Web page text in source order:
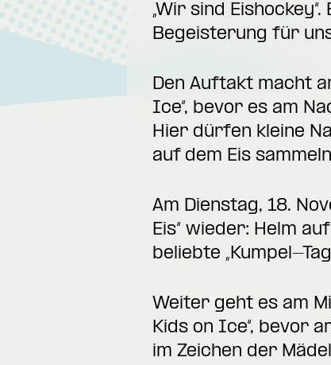
„Wir sind
Begeisterung für
Den Auftakt macht
Ice“, bevor es am
Hier dürfen kleine
auf dem Eis
Am Dienstag, 18.
Eis“ wieder: Helm
beliebte „Kumpel-
Weiter geht es am
Kids on Ice“, bevor
im Zeichen der